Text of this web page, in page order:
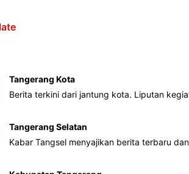
Tangerang Kota
Berita terkini dari jantung kota. Liputan
Tangerang Selatan
Kabar Tangsel menyajikan berita terbaru